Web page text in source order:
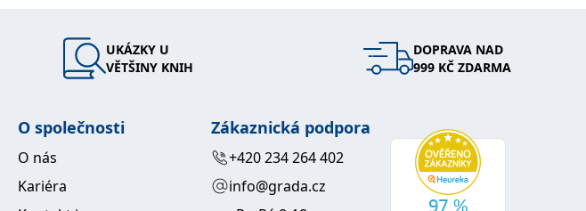
UKÁZKY U
VĚTŠINY KNIH
DOPRAVA NAD
999 KČ ZDARMA
O společnosti
O nás
Kariéra
Zákaznická podpora
+420 234 264 402
info@grada.cz